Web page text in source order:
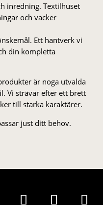
inredning. Textilhuset
och vacker
Ett hantverk vi
din kompletta
är noga utvalda
Vi strä­var efter ett brett
till starka karaktärer.
just ditt behov.